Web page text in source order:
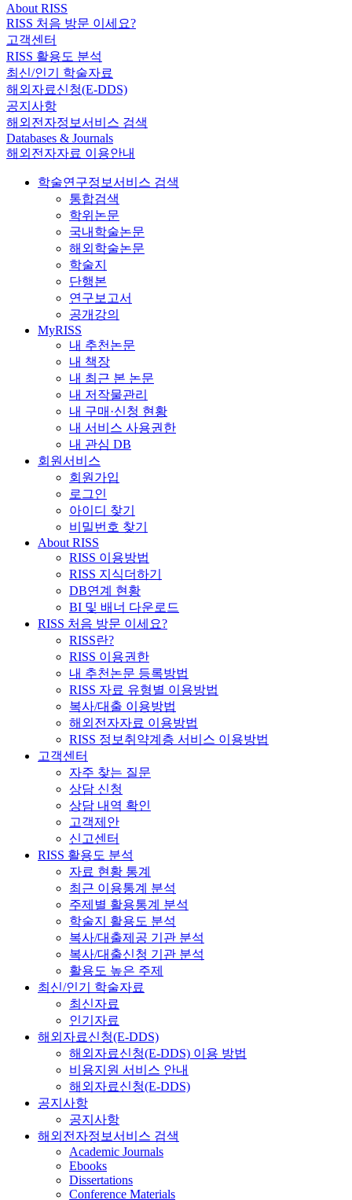
About RISS
RISS 처음 방문 이세요?
고객센터
RISS 활용도 분석
최신/인기 학술자료
해외자료신청(E-DDS)
공지사항
해외전자정보서비스 검색
Databases & Journals
해외전자자료 이용안내
학술연구정보서비스 검색
통합검색
학위논문
국내학술논문
해외학술논문
학술지
단행본
연구보고서
공개강의
MyRISS
내 추천논문
내 책장
내 최근 본 논문
내 저작물관리
내 구매·신청 현황
내 서비스 사용권한
내 관심 DB
회원서비스
회원가입
로그인
아이디 찾기
비밀번호 찾기
About RISS
RISS 이용방법
RISS 지식더하기
DB연계 현황
BI 및 배너 다운로드
RISS 처음 방문 이세요?
RISS란?
RISS 이용권한
내 추천논문 등록방법
RISS 자료 유형별 이용방법
복사/대출 이용방법
해외전자자료 이용방법
RISS 정보취약계층 서비스 이용방법
고객센터
자주 찾는 질문
상담 신청
상담 내역 확인
고객제안
신고센터
RISS 활용도 분석
자료 현황 통계
최근 이용통계 분석
주제별 활용통계 분석
학술지 활용도 분석
복사/대출제공 기관 분석
복사/대출신청 기관 분석
활용도 높은 주제
최신/인기 학술자료
최신자료
인기자료
해외자료신청(E-DDS)
해외자료신청(E-DDS) 이용 방법
비용지원 서비스 안내
해외자료신청(E-DDS)
공지사항
공지사항
해외전자정보서비스 검색
Academic Journals
Ebooks
Dissertations
Conference Materials